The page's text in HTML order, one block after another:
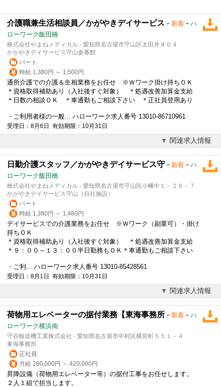
介護職兼生活相談員／かがやきデイサービス - 新着 - ハ
ローワーク飯田橋
株式会社やまねメディカル - 愛知県名古屋市守山区太田井８０４
かがやきデイサービス守山参番館
パート
時給 1,380円 ～ 1,500円
通所介護での介護＆生相業務をお任せ ※Ｗワーク掛け持ち ＯＫ
＊資格取得補助あり（入社後すぐ対象） ＊処遇改善加算金支給
＊日数の相談ＯＫ ＊車通勤もご相談下さい ＊正社員登用あり
・ご利用者様の一般... ハローワーク求人番号 13010-86710961
受理日：8月6日 有効期限：10月31日
関連求人情報
日勤介護スタッフ／かがやきデイサービス守 - 新着 - ハ
ローワーク飯田橋
株式会社やまねメディカル - 愛知県名古屋市守山区小幡中１－２６－７
かがやきデイサービス守山（自社施設）
パート
時給 1,380円 ～ 1,480円
デイサービスでの介護業務をお任せ ※Ｗワーク（副業可）・掛け
持ちＯＫ
＊資格取得補助あり（入社後すぐ対象） ＊処遇改善加算金支給
＊９：００～１３：００半日勤務もＯＫ＊車通勤もご相談下さい
・ご利... ハローワーク求人番号 13010-85428561
受理日：8月1日 有効期限：10月31日
関連求人情報
荷物用エレベーターの据付業務【東海事務所 - 新着 - ハ
ローワーク横浜南
守谷輸送機工業株式会社 - 愛知県名古屋市中村区横前町５５１－４
東海事務所
正社員
月給 280,000円 ～ 420,000円
昇降設備（荷物用エレベーター等）の据付工事をお任せします。
２人１組で担当します。